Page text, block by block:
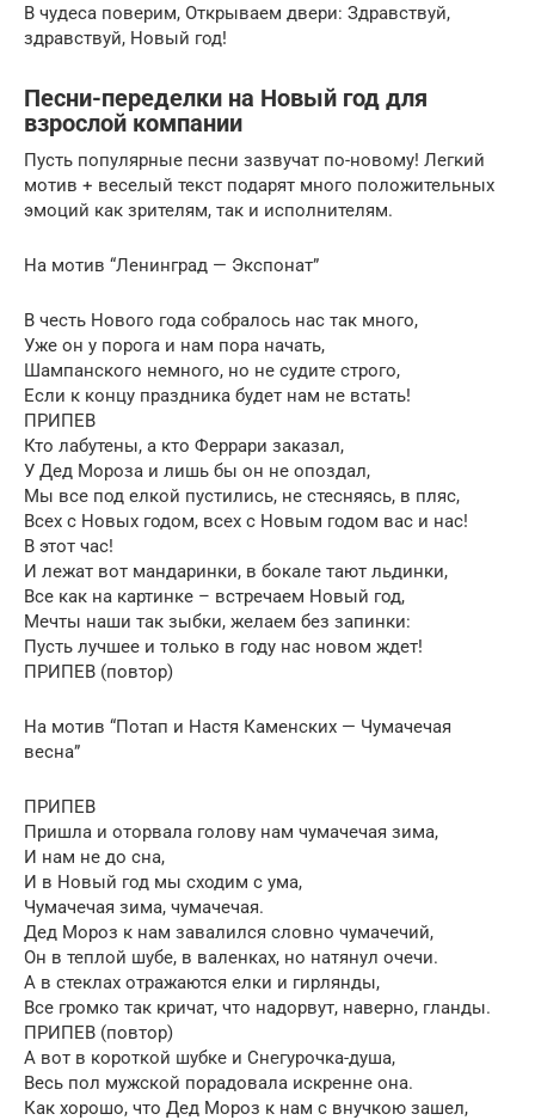
В чудеса поверим, Открываем двери: Здравствуй,
здравствуй, Новый год!
Песни-переделки на Новый год для
взрослой компании
Пусть популярные песни зазвучат по-новому! Легкий
мотив + веселый текст подарят много положительных
эмоций как зрителям, так и исполнителям.
На мотив “Ленинград — Экспонат”
В честь Нового года собралось нас так много,
Уже он у порога и нам пора начать,
Шампанского немного, но не судите строго,
Если к концу праздника будет нам не встать!
ПРИПЕВ
Кто лабутены, а кто Феррари заказал,
У Дед Мороза и лишь бы он не опоздал,
Мы все под елкой пустились, не стесняясь, в пляс,
Всех с Новых годом, всех с Новым годом вас и нас!
В этот час!
И лежат вот мандаринки, в бокале тают льдинки,
Все как на картинке – встречаем Новый год,
Мечты наши так зыбки, желаем без запинки:
Пусть лучшее и только в году нас новом ждет!
ПРИПЕВ (повтор)
На мотив “Потап и Настя Каменских — Чумачечая
весна”
ПРИПЕВ
Пришла и оторвала голову нам чумачечая зима,
И нам не до сна,
И в Новый год мы сходим с ума,
Чумачечая зима, чумачечая.
Дед Мороз к нам завалился словно чумачечий,
Он в теплой шубе, в валенках, но натянул очечи.
А в стеклах отражаются елки и гирлянды,
Все громко так кричат, что надорвут, наверно, гланды.
ПРИПЕВ (повтор)
А вот в короткой шубке и Снегурочка-душа,
Весь пол мужской порадовала искренне она.
Как хорошо, что Дед Мороз к нам с внучкою зашел,